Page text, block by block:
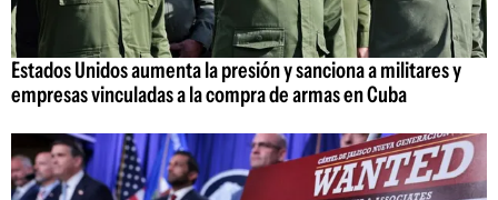
Estados Unidos aumenta la presión y sanciona a militares y
empresas vinculadas a la compra de armas en Cuba